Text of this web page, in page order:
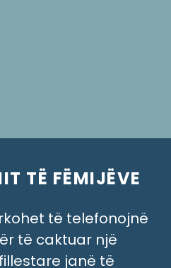
TË FËMIJËVE
të telefonojnë
të caktuar një
janë të